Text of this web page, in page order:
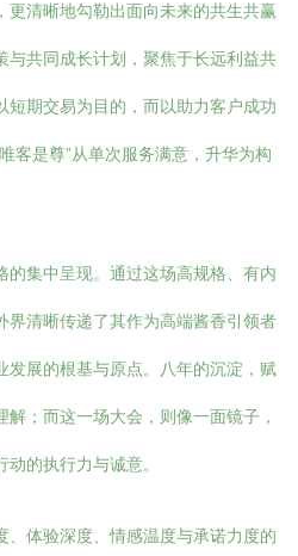
更清晰地勾勒出面向未来的共生共赢
与共同成长计划，聚焦于长远利益共
短期交易为目的，而以助力客户成功
客是尊”从单次服务满意，升华为构
的集中呈现。通过这场高规格、有内
界清晰传递了其作为高端酱香引领者
发展的根基与原点。八年的沉淀，赋
；而这一场大会，则像一面镜子，
的执行力与诚意。
、体验深度、情感温度与承诺力度的